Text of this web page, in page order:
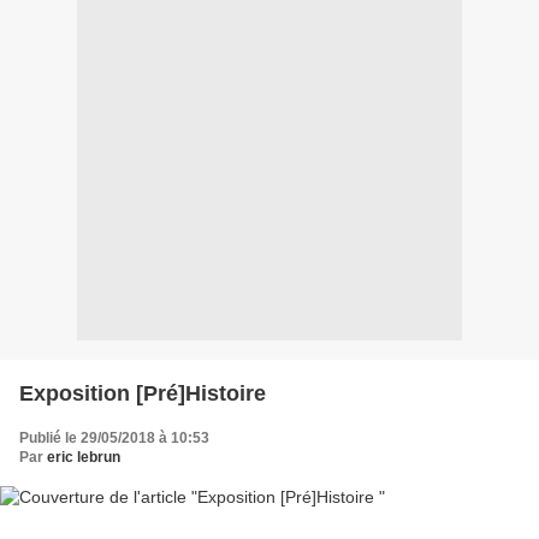
Exposition [Pré]Histoire
Publié le 29/05/2018 à 10:53
Par eric lebrun